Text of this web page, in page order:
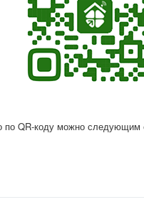
по QR-коду можно следующим